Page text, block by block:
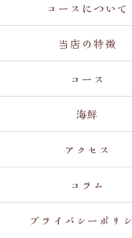
コースについて
当店の特徴
コース
海鮮
アクセス
コラム
プライバシーポリ